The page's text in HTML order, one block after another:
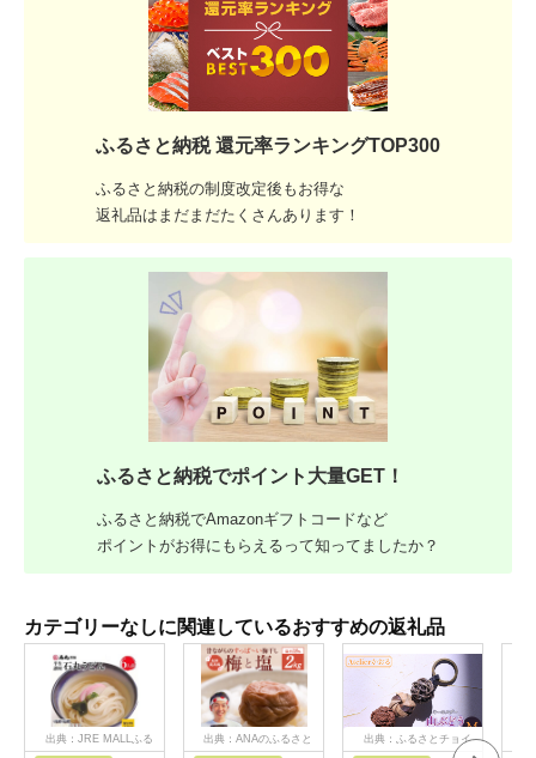
ふるさと納税 還元率ランキングTOP300
ふるさと納税の制度改定後もお得な
返礼品はまだまだたくさんあります！
ふるさと納税でポイント大量GET！
ふるさと納税でAmazonギフトコードなど
ポイントがお得にもらえるって知ってましたか？
カテゴリーなしに関連しているおすすめの返礼品
出典：JRE MALLふる
出典：ANAのふるさと
出典：ふるさとチョイ